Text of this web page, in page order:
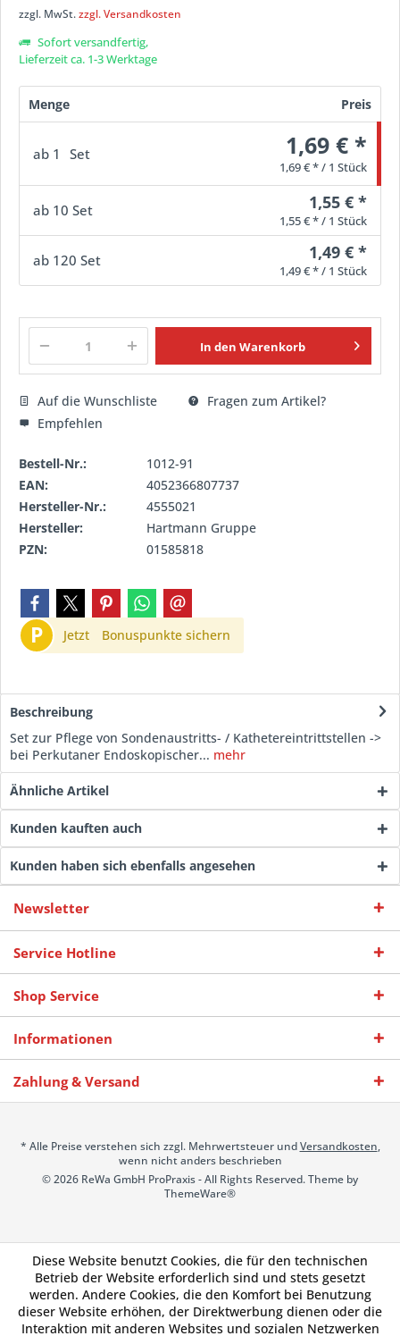
zzgl. MwSt.zzgl. Versandkosten
Sofort versandfertig,
Lieferzeit ca. 1-3 Werktage
Menge Preis
ab 1 Set 1,69 € *
1,69 € * / 1 Stück
ab 10 Set 1,55 € *
1,55 € * / 1 Stück
ab 120 Set 1,49 € *
1,49 € * / 1 Stück
In den Warenkorb
Auf die Wunschliste
Fragen zum Artikel?
Empfehlen
Bestell-Nr.:
1012-91
EAN:
4052366807737
Hersteller-Nr.:
4555021
Hersteller:
Hartmann Gruppe
PZN:
01585818
P Jetzt Bonuspunkte sichern
Beschreibung
Set zur Pflege von Sondenaustritts- / Kathetereintrittstellen ->
bei Perkutaner Endoskopischer... mehr
Ähnliche Artikel
Kunden kauften auch
Kunden haben sich ebenfalls angesehen
Newsletter
Service Hotline
Shop Service
Informationen
Zahlung & Versand
* Alle Preise verstehen sich zzgl. Mehrwertsteuer undVersandkosten,
wenn nicht anders beschrieben
© 2026 ReWa GmbH ProPraxis - All Rights Reserved. Theme by
ThemeWare®
Diese Website benutzt Cookies, die für den technischen
Betrieb der Website erforderlich sind und stets gesetzt
werden. Andere Cookies, die den Komfort bei Benutzung
dieser Website erhöhen, der Direktwerbung dienen oder die
Interaktion mit anderen Websites und sozialen Netzwerken